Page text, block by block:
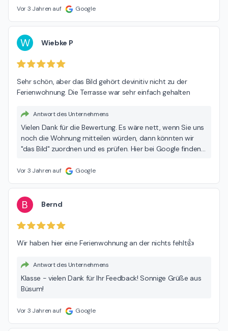
Vor 3 Jahren auf Google
W Wiebke P
Sehr schön, aber das Bild gehört devinitiv nicht zu der
Ferienwohnung. Die Terrasse war sehr einfach gehalten
Antwort des Unternehmens
Vielen Dank für die Bewertung. Es wäre nett, wenn Sie uns
noch die Wohnung mitteilen würden, dann könnten wir
"das Bild" zuordnen und es prüfen. Hier bei Google finden
feste Zugehörigkeit. Alles Gute und viele Grüße
Vor 3 Jahren auf Google
B Bernd
Wir haben hier eine Ferienwohnung an der nichts fehlt👍
Antwort des Unternehmens
Klasse - vielen Dank für Ihr Feedback! Sonnige Grüße aus
Büsum!
Vor 3 Jahren auf Google